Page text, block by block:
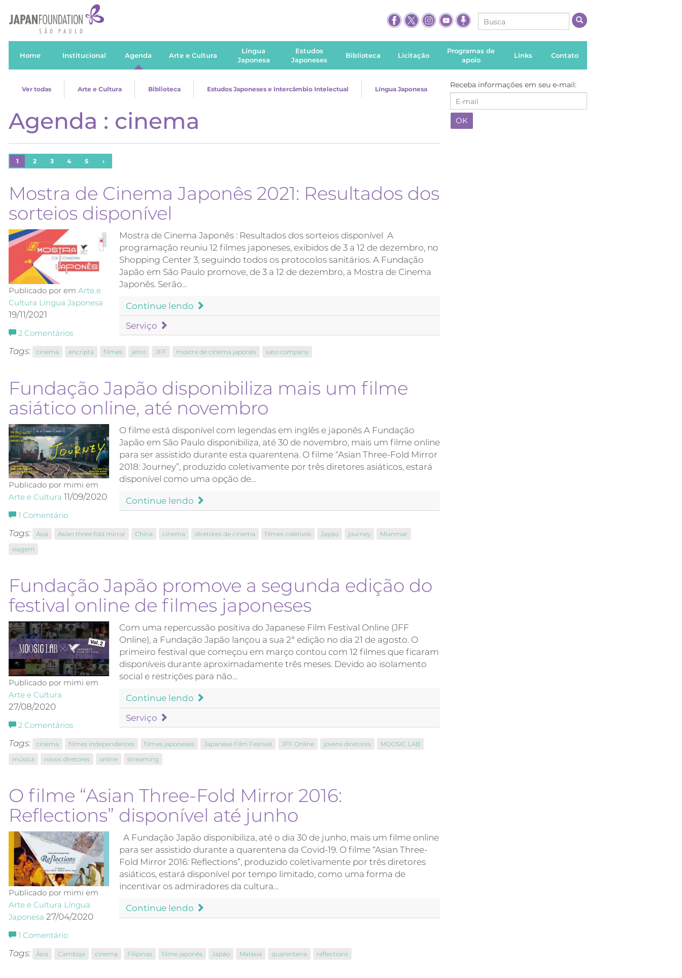
Home Institucional Agenda Arte e Cultura
Língua
Japonesa
Estudos
Japoneses
Biblioteca Licitação
Programas de
apoio
Links Contato
Ver todas Arte e Cultura Biblioteca Estudos Japoneses e Intercâmbio Intelectual Língua Japonesa
Agenda : cinema
1 2 3 4 5 ›
Mostra de Cinema Japonês 2021: Resultados dos
sorteios disponível
Publicado por em Arte e
Cultura Língua Japonesa
19/11/2021
2 Comentários
Mostra de Cinema Japonês : Resultados dos sorteios disponível A
programação reuniu 12 filmes japoneses, exibidos de 3 a 12 de dezembro, no
Shopping Center 3, seguindo todos os protocolos sanitários. A Fundação
Japão em São Paulo promove, de 3 a 12 de dezembro, a Mostra de Cinema
Japonês. Serão…
Continue lendo
Serviço
Tags: cinema encripta filmes jetro JFF mostra de cinema japonês sato company
Fundação Japão disponibiliza mais um filme
asiático online, até novembro
Publicado por mimi em
Arte e Cultura 11/09/2020
1 Comentário
O filme está disponível com legendas em inglês e japonês A Fundação
Japão em São Paulo disponibiliza, até 30 de novembro, mais um filme online
para ser assistido durante esta quarentena. O filme “Asian Three-Fold Mirror
2018: Journey”, produzido coletivamente por três diretores asiáticos, estará
disponível como uma opção de…
Continue lendo
Tags: Ásia Asian three fold mirror China cinema diretores de cinema filmes coletivos Japão journey
Mianmar
viagem
Fundação Japão promove a segunda edição do
festival online de filmes japoneses
Publicado por mimi em
Arte e Cultura
27/08/2020
2 Comentários
Com uma repercussão positiva do Japanese Film Festival Online (JFF
Online), a Fundação Japão lançou a sua 2ª edição no dia 21 de agosto. O
primeiro festival que começou em março contou com 12 filmes que ficaram
disponíveis durante aproximadamente três meses. Devido ao isolamento
social e restrições para não…
Continue lendo
Serviço
Tags: cinema filmes independentes filmes japoneses Japanese Film Festival JFF Online jovens diretores
MOOSIC LAB
música
novos diretores online streaming
O filme “Asian Three-Fold Mirror 2016:
Reflections” disponível até junho
Publicado por mimi em
Arte e Cultura Língua
Japonesa 27/04/2020
1 Comentário
A Fundação Japão disponibiliza, até o dia 30 de junho, mais um filme online
para ser assistido durante a quarentena da Covid-19. O filme “Asian Three-
Fold Mirror 2016: Reflections”, produzido coletivamente por três diretores
asiáticos, estará disponível por tempo limitado, como uma forma de
incentivar os admiradores da cultura…
Continue lendo
Tags: Ásia Camboja cinema Filipinas filme japonês Japão Malásia quarentena reflections
Receba informações em seu e-mail: